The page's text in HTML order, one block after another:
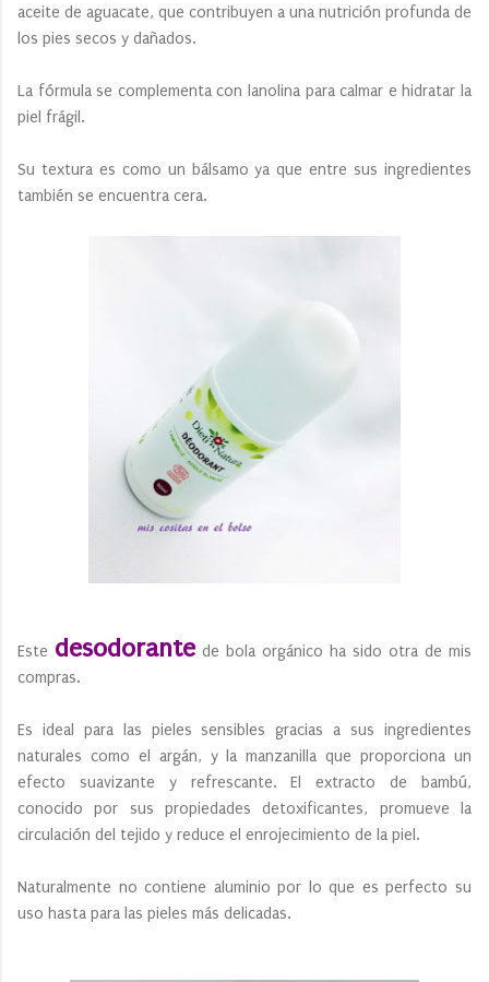
aceite de aguacate, que contribuyen a una nutrición profunda de
los pies secos y dañados.
La fórmula se complementa con lanolina para calmar e hidratar la
piel frágil.
Su textura es como un bálsamo ya que entre sus ingredientes
también se encuentra cera.
Este desodorante de bola orgánico ha sido otra de mis
compras.
Es ideal para las pieles sensibles gracias a sus ingredientes
naturales como el argán, y la manzanilla que proporciona un
efecto suavizante y refrescante. El extracto de bambú,
conocido por sus propiedades detoxificantes, promueve la
circulación del tejido y reduce el enrojecimiento de la piel.
Naturalmente no contiene aluminio por lo que es perfecto su
uso hasta para las pieles más delicadas.